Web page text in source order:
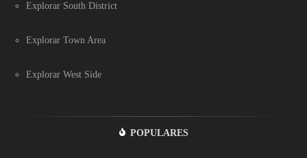
Explorar South District
Explorar Town Area
Explorar West Side
POPULARES